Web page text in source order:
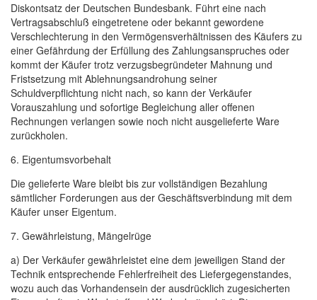
Diskontsatz der Deutschen Bundesbank. Führt eine nach
Vertragsabschluß eingetretene oder bekannt gewordene
Verschlechterung in den Vermögensverhältnissen des Käufers zu
einer Gefährdung der Erfüllung des Zahlungsanspruches oder
kommt der Käufer trotz verzugsbegründeter Mahnung und
Fristsetzung mit Ablehnungsandrohung seiner
Schuldverpflichtung nicht nach, so kann der Verkäufer
Vorauszahlung und sofortige Begleichung aller offenen
Rechnungen verlangen sowie noch nicht ausgelieferte Ware
zurückholen.
6. Eigentumsvorbehalt
Die gelieferte Ware bleibt bis zur vollständigen Bezahlung
sämtlicher Forderungen aus der Geschäftsverbindung mit dem
Käufer unser Eigentum.
7. Gewährleistung, Mängelrüge
a) Der Verkäufer gewährleistet eine dem jeweiligen Stand der
Technik entsprechende Fehlerfreiheit des Liefergegenstandes,
wozu auch das Vorhandensein der ausdrücklich zugesicherten